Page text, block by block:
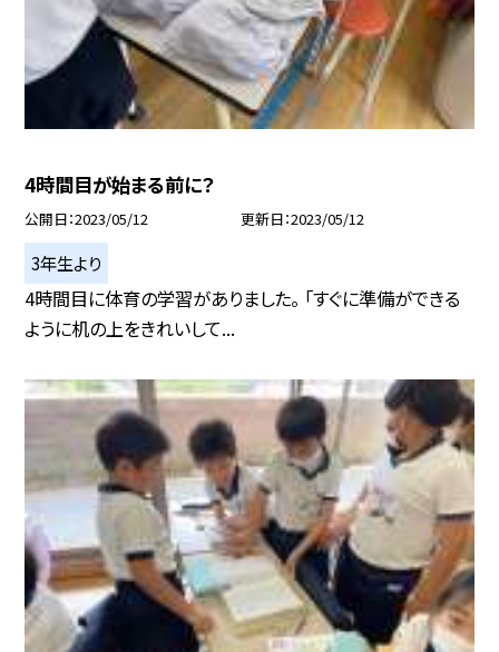
4時間目が始まる前に？
公開日 2023/05/12 更新日 2023/05/12
3年生より
4時間目に体育の学習がありました。 「すぐに準備ができる
ように机の上をきれいして...